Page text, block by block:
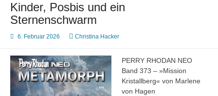
Kinder, Posbis und ein
Sternenschwarm
6. Februar 2026 Christina Hacker
PERRY RHODAN NEO
Band 373 – »Mission
Kristallberg« von Marlene
von Hagen